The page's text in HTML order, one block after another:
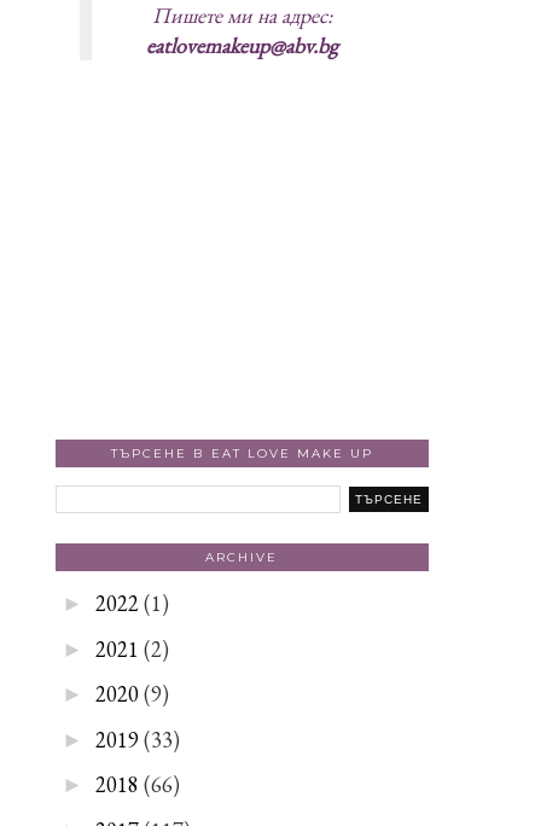
Пишете ми на адрес:
eatlovemakeup@abv.bg
ТЪРСЕНЕ В EAT LOVE MAKE UP
ARCHIVE
► 2022(1)
► 2021 (2)
► 2020(9)
► 2019(33)
► 2018 (66)